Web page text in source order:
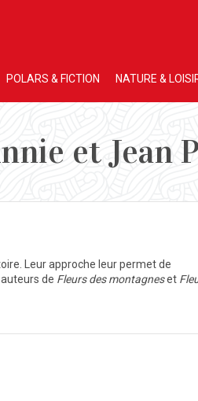
POLARS & FICTION NATURE &
et Jean
Leur approche leur permet de
de Fleurs des montagneset